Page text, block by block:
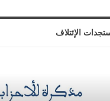
الإئتلاف